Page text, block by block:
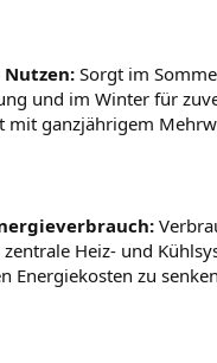
Sorgt im
und im Winter für
mit ganzjährigem
Heiz- und
Energiekosten zu